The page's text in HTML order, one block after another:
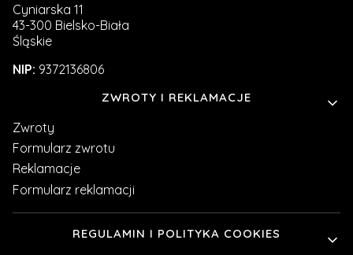
Cyniarska 11
43-300 Bielsko-Biała
Śląskie
NIP: 9372136806
Linki w stopceZWROTY I REKLAMACJE
Zwroty
Formularz zwrotu
Reklamacje
Formularz reklamacji
REGULAMIN I POLITYKA COOKIES